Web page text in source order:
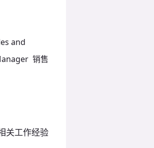
and
销售
关工作经验